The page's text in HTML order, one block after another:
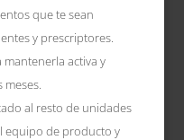
que te sean
y prescriptores.
activa y
al resto de unidades
equipo de producto y